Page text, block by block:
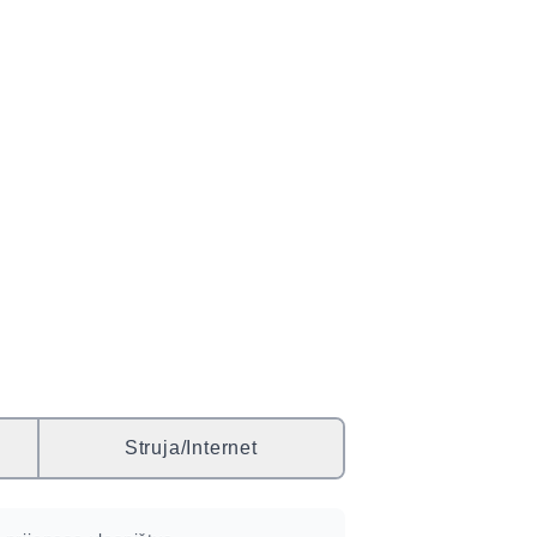
Struja/Internet